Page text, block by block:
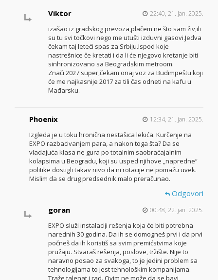
Viktor 22:40, 21. jan. 2025.
izašao iz gradskog prevoza,plačem ne što sam živ,ili
su tu svi točkovi nego me utušti izduvni gasovi.Jedva
čekam taj leteći spas za Srbiju.Ispod koje
nastrešnice če kretati i da li će njegovo kretanje biti
sinhronizovano sa Beogradskim metroom.
Znači 2027 super,čekam onaj voz za Budimpeštu koji
će me najkasnije 2017 za tili čas odneti na kafu u
Mađarsku.
Phoenix 12:34, 21. jan. 2025.
Izgleda je u toku hronična nestašica lekića. Kurčenje na
EXPO razbacivanjem para, a nakon toga šta? Da se
vladajuća klasa ne gura po totalnim saobraćajalnim
kolapsima u Beogradu, koji su usped njihove „napredne“
politike dostigli takav nivo da ni rotacije ne pomažu uvek.
Mislim da se drug predsednik malo preračunao.
Odgovori
goran
00:48, 22. jan. 2025.
EXPO služi instalaciji rešenja koja će biti potrebna
narednih 30 godina. Da ih se domogneš prvi i da prvi
počneš da ih koristiš sa svim premićstvima koje
pružaju. Stvaraš rešenja, poslove, tržište. Nije to
naravno posao za svakoga, to je jedini problem sa
tehnologijama to jest tehnološkim kompanijama.
Traže talenat i rad. Ovim ne može da se bavi